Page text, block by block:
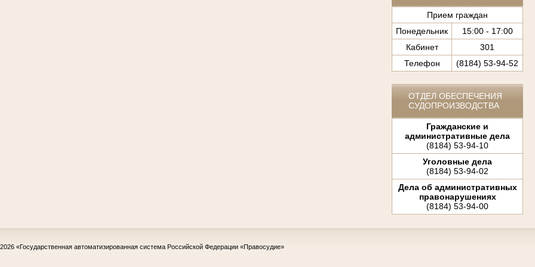
Прием граждан
Понедельник
15:00 - 17:00
Кабинет
301
Телефон
(8184) 53-94-52
ОТДЕЛ ОБЕСПЕЧЕНИЯ
СУДОПРОИЗВОДСТВА
Гражданские и
административные дела
(8184) 53-94-10
Уголовные дела
(8184) 53-94-02
Дела об административных
правонарушениях
(8184) 53-94-00
«Государственная автоматизированная система Российской Федерации «Правосудие»